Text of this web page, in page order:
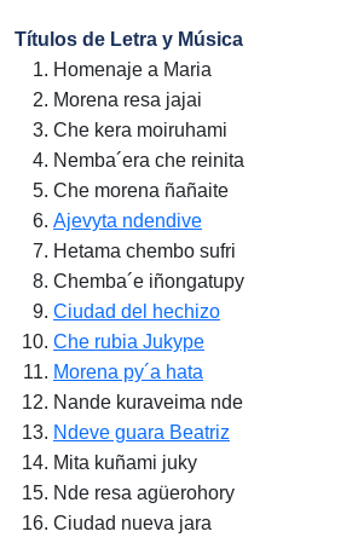
Títulos de Letra y Música
Homenaje a Maria
Morena resa jajai
Che kera moiruhami
Nemba´era che reinita
Che morena ñañaite
Ajevyta ndendive
Hetama chembo sufri
Chemba´e iñongatupy
Ciudad del hechizo
Che rubia Jukype
Morena py´a hata
Nande kuraveima nde
Ndeve guara Beatriz
Mita kuñami juky
Nde resa agüerohory
Ciudad nueva jara